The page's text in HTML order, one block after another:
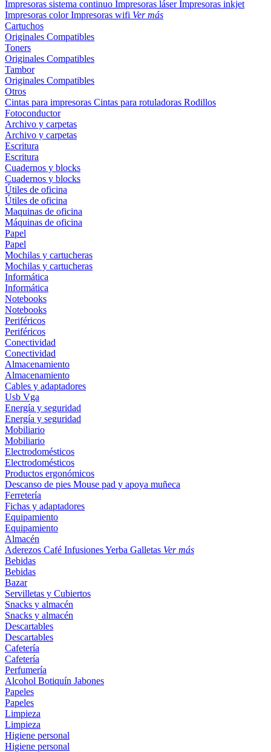
Impresoras sistema continuo Impresoras láserImpresoras inkjet
Impresoras colorImpresoras wifi Ver más
Cartuchos
Originales Compatibles
Toners
Originales Compatibles
Tambor
Originales Compatibles
Otros
Cintas para impresoras Cintas para rotuladoras Rodillos
Fotoconductor
Archivo y carpetas
Archivo y carpetas
Escritura
Escritura
Cuadernos y blocks
Cuadernos y blocks
Útiles de oficina
Útiles de oficina
Maquinas de oficina
Máquinas de oficina
Papel
Papel
Mochilas y cartucheras
Mochilas y cartucheras
Informática
Informática
Notebooks
Notebooks
Periféricos
Periféricos
Conectividad
Conectividad
Almacenamiento
Almacenamiento
Cables y adaptadores
Usb Vga
Energía y seguridad
Energía y seguridad
Mobiliario
Mobiliario
Electrodomésticos
Electrodomésticos
Productos ergonómicos
Descanso de pies Mouse pad y apoya muñeca
Ferretería
Fichas y adaptadores
Equipamiento
Equipamiento
Almacén
Aderezos Café InfusionesYerba Galletas Ver más
Bebidas
Bebidas
Bazar
Servilletas y Cubiertos
Snacks y almacén
Snacks y almacén
Descartables
Descartables
Cafetería
Cafetería
Perfumería
Alcohol Botiquín Jabones
Papeles
Papeles
Limpieza
Limpieza
Higiene personal
Higiene personal